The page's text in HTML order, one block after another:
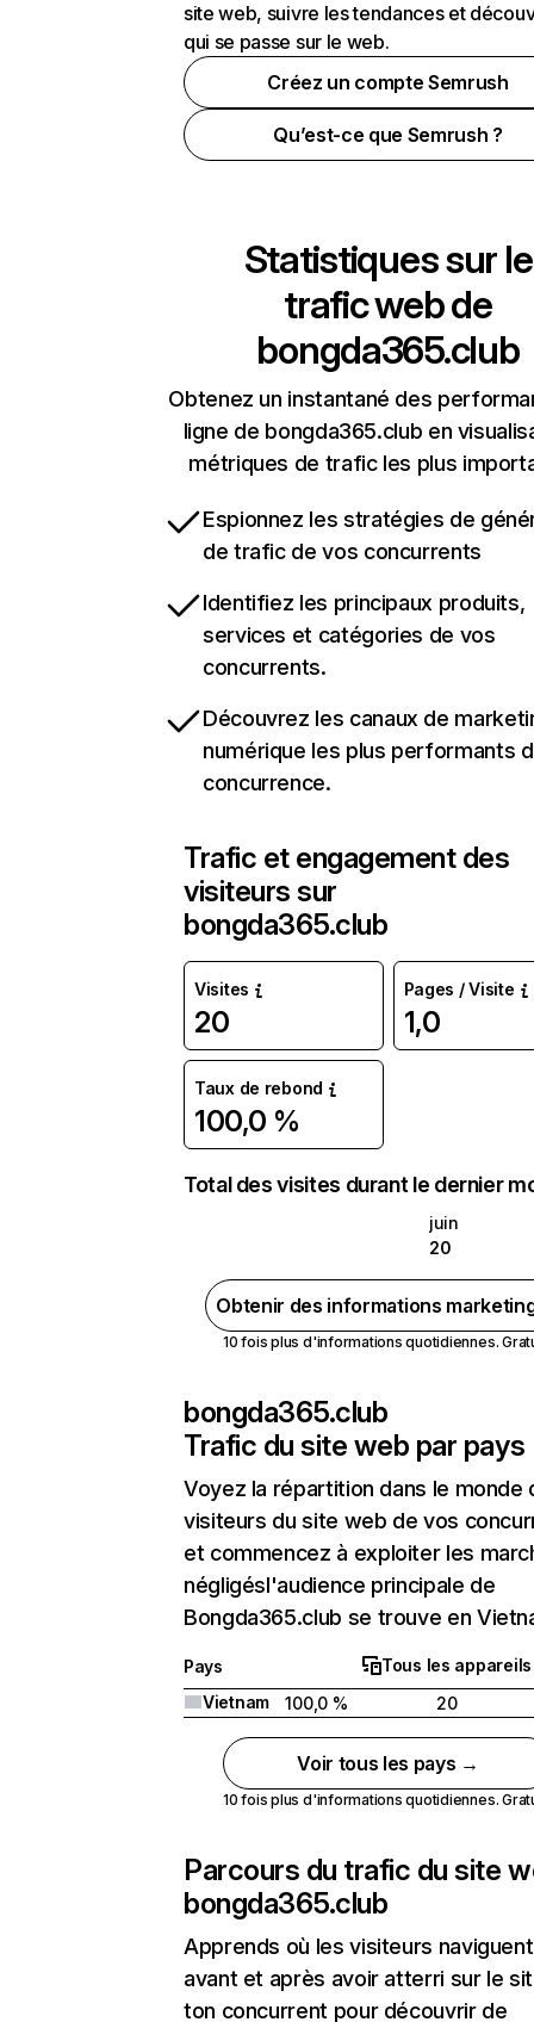
site web, suivre les tendances et
qui se passe sur le web.
Créez un compte Semrush
Qu’est-ce que Semrush ?
Statistiques sur le
trafic web de
bongda365.club
Obtenez un instantané des
ligne de bongda365.club en
métriques de trafic les plus
Espionnez les stratégies de
de trafic de vos concurrents
Identifiez les principaux produits,
services et catégories de vos
concurrents.
Découvrez les canaux de
numérique les plus performants
concurrence.
Trafic et engagement des
visiteurs sur
bongda365.club
Visites
20
Pages / Visite
1,0
Taux de rebond
100,0 %
Total des visites durant le dernier
juin
20
Obtenir des informations
10 fois plus d'informations quotidiennes.
bongda365.club
Trafic du site web par pays
Voyez la répartition dans le monde
visiteurs du site web de vos
et commencez à exploiter les
négligésl'audience principale de
Bongda365.club se trouve en
Pays
Tous les appareils
Vietnam
100,0 % 20
Voir tous les pays →
10 fois plus d'informations quotidiennes.
Parcours du trafic du site
bongda365.club
Apprends où les visiteurs naviguent
avant et après avoir atterri sur le
ton concurrent pour découvrir de